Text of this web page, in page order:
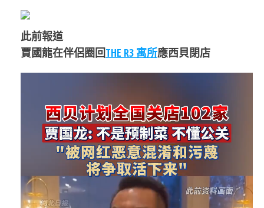
此前報道
賈國龍在伴侶圈回THE R3 寓所應西貝閉店